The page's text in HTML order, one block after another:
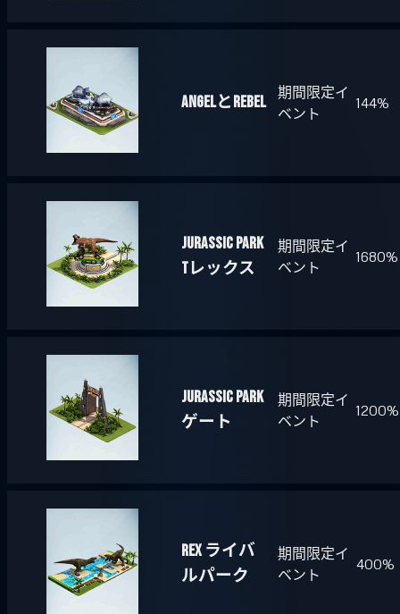
ANGELとREBEL
期間限定イ
ベント
144%
Jurassic Park
Tレックス
期間限定イ
ベント
1680%
Jurassic Park
ゲート
期間限定イ
ベント
1200%
REX ライバ
ルパーク
期間限定イ
ベント
400%